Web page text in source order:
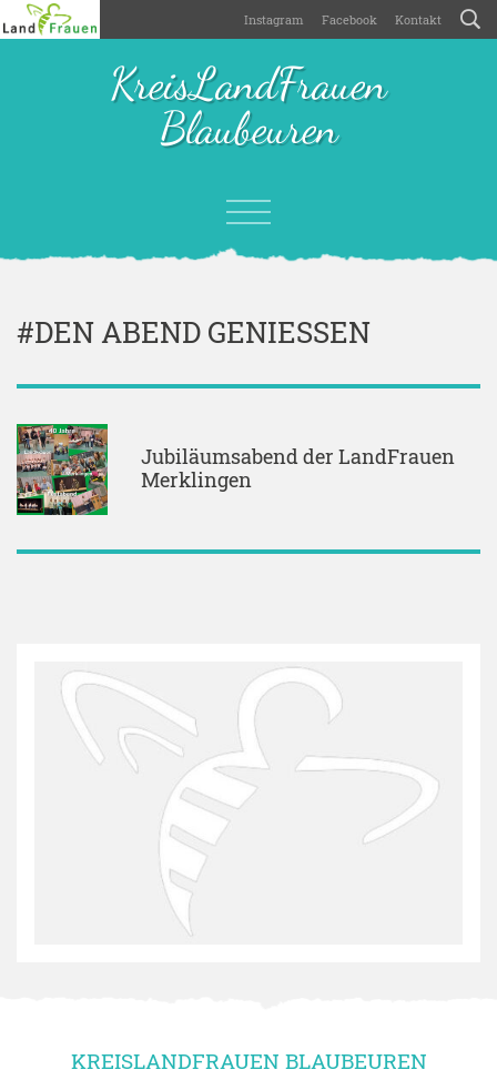
Instagram Facebook Kontakt
KreisLandFrauen
Blaubeuren
#DEN ABEND GENIESSEN
Jubiläumsabend der LandFrauen
Merklingen
KREISLANDFRAUEN BLAUBEUREN